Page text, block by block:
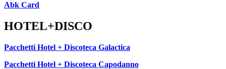
Abk Card
HOTEL+DISCO
Pacchetti Hotel + Discoteca Galactica
Pacchetti Hotel + Discoteca Capodanno